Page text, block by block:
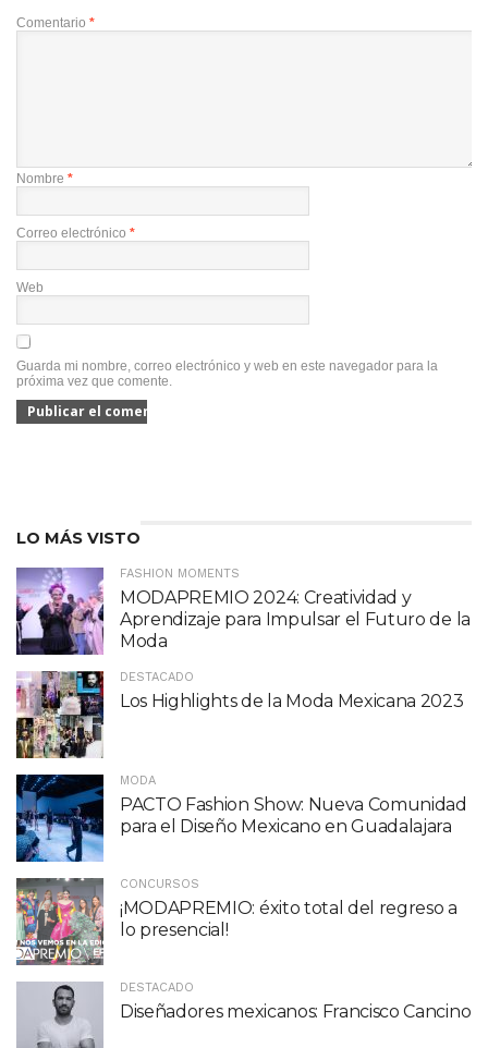
Comentario *
Nombre *
Correo electrónico *
Web
Guarda mi nombre, correo electrónico y web en este navegador para la
próxima vez que comente.
LO MÁS VISTO
FASHION MOMENTS
MODAPREMIO 2024: Creatividad y
Aprendizaje para Impulsar el Futuro de la
Moda
DESTACADO
Los Highlights de la Moda Mexicana 2023
MODA
PACTO Fashion Show: Nueva Comunidad
para el Diseño Mexicano en Guadalajara
CONCURSOS
¡MODAPREMIO: éxito total del regreso a
lo presencial!
DESTACADO
Diseñadores mexicanos: Francisco Cancino